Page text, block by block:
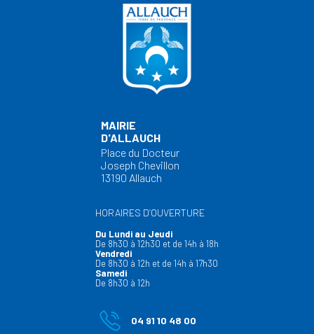
MAIRIE
D'ALLAUCH
Place du Docteur
Joseph Chevillon
13190 Allauch
HORAIRES D’OUVERTURE
Du Lundi au Jeudi
De 8h30 à 12h30 et de 14h à 18h
Vendredi
De 8h30 à 12h et de 14h à 17h30
Samedi
De 8h30 à 12h
04 91 10 48 00